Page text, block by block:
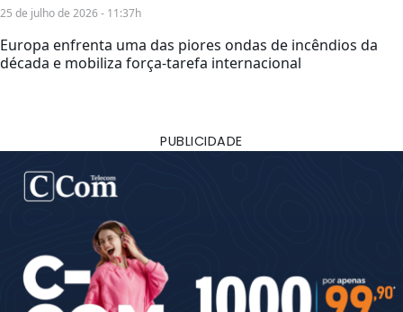
25 de julho de 2026 - 11:37h
Europa enfrenta uma das piores ondas de incêndios da
década e mobiliza força-tarefa internacional
PUBLICIDADE